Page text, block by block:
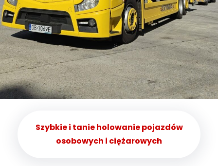
Szybkie i tanie holowanie pojazdów
osobowych i ciężarowych